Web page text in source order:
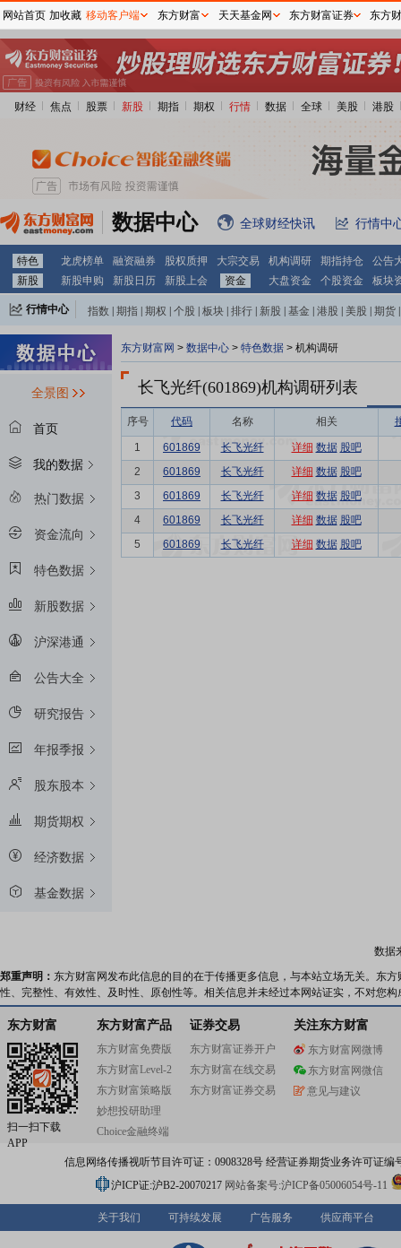
财经 焦点 股票 新股 期指 期权 行情 数据 全球 美股 港股
数据中心 全球财经快讯 行情中
特色 龙虎榜单 融资融券 股权质押 大宗交易 机构调研 期指持仓
公告
新股
新股申购 新股日历 新股上会 资金 大盘资金 个股资金 板块
行情中心 指数 期指 期权 个股 板块 排行 新股 基金 港股 美股 期货
全景图
首页
我的数据
热门数据
资金流向
特色数据
新股数据
沪深港通
公告大全
研究报告
年报季报
股东股本
期货期权
经济数据
基金数据
东方财富网 > 数据中心 > 特色数据 > 机构调研
长飞光纤(601869)机构调研列表
序号 代码 名称 相关
1 601869 长飞光纤 详细 数据 股吧
2
601869 长飞光纤 详细 数据 股吧
3
601869 长飞光纤 详细 数据 股吧
4
601869 长飞光纤 详细 数据 股吧
5
601869 长飞光纤 详细 数据 股吧
数据
郑重声明： 东方财富网发布此信息的目的在于传播更多信息，与本站立场无关。东
性、完整性、有效性、及时性、原创性等。相关信息并未经过本网站证实，不对您
东方财富
扫一扫下载
APP
东方财富产品
东方财富免费版
东方财富Level-2
东方财富策略版
妙想投研助理
Choice金融终端
证券交易
东方财富证券开户
东方财富在线交易
东方财富证券交易
关注东方财富
东方财富网微博
东方财富网微信
意见与建议
信息网络传播视听节目许可证：0908328号 经营证券期货业务许可证编
沪ICP证:沪B2-20070217 网站备案号:沪ICP备05006054号-11
关于我们 可持续发展 广告服务 供应商平台
网站首页 加收藏 移动客户端 东方财富 天天基金网 东方财富证券 东方